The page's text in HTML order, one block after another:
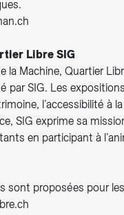
Libre SIG
la Machine, Quartier
par SIG. Les
l’accessibilité à
SIG exprime sa
en participant à
sont proposées pour